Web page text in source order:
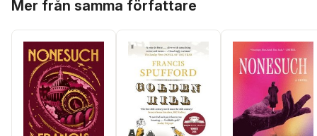
Mer från samma författare